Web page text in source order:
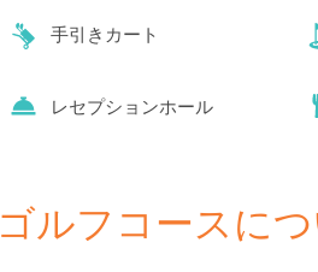
手引きカート
レセプションホール
ゴルフコースに